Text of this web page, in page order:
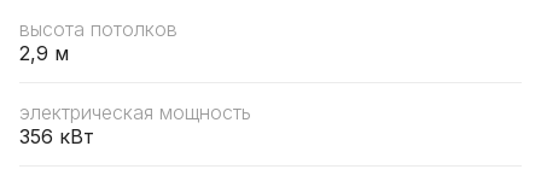
высота потолков
2,9 м
электрическая мощность
356 кВт